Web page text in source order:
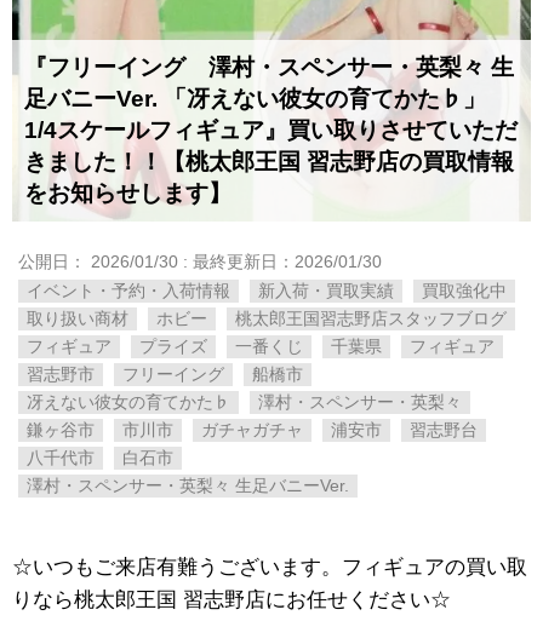
『フリーイング 澤村・スペンサー・英梨々 生
足バニーVer. 「冴えない彼女の育てかた♭」
1/4スケールフィギュア』買い取りさせていただ
きました！！【桃太郎王国 習志野店の買取情報
をお知らせします】
公開日： 2026/01/30 : 最終更新日：2026/01/30
イベント・予約・入荷情報
新入荷・買取実績
買取強化中
取り扱い商材
ホビー
桃太郎王国習志野店スタッフブログ
フィギュア
プライズ 一番くじ 千葉県
フィギュア
習志野市
フリーイング
船橋市
冴えない彼女の育てかた♭
澤村・スペンサー・英梨々
鎌ヶ谷市
市川市 ガチャガチャ 浦安市
習志野台
八千代市
白石市
澤村・スペンサー・英梨々 生足バニーVer.
☆いつもご来店有難うございます。フィギュアの買い取
りなら桃太郎王国 習志野店にお任せください☆